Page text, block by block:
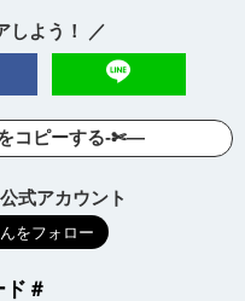
しよう！ ／
コピーする-✄—
式アカウント
ド＃